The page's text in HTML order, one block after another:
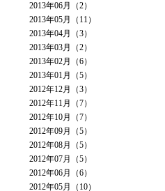
2013年06月（2）
2013年05月（11）
2013年04月（3）
2013年03月（2）
2013年02月（6）
2013年01月（5）
2012年12月（3）
2012年11月（7）
2012年10月（7）
2012年09月（5）
2012年08月（5）
2012年07月（5）
2012年06月（6）
2012年05月（10）